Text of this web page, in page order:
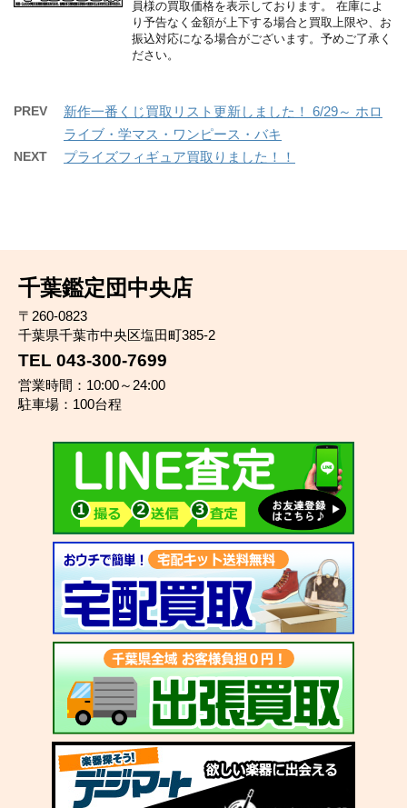
員様の買取価格を表示しております。 在庫によ
り予告なく金額が上下する場合と買取上限や、お
振込対応になる場合がございます。予めご了承く
ださい。
PREV
新作一番くじ買取リスト更新しました！ 6/29～ ホロ
ライブ・学マス・ワンピース・バキ
NEXT プライズフィギュア買取りました！！
千葉鑑定団中央店
〒260-0823
千葉県千葉市中央区塩田町385-2
TEL 043-300-7699
営業時間：10:00～24:00
駐車場：100台程